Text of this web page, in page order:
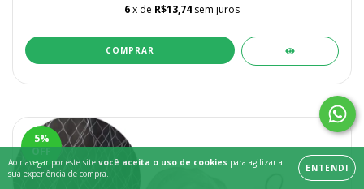
Ao navegar por este site você aceita o uso de cookies para agilizar a
sua experiência de compra.
ENTENDI
6x de R$13,74 sem juros
COMPRAR
5%
OFF